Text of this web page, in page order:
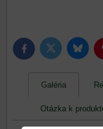
FacebookTwitter
Galéria
Otázka k